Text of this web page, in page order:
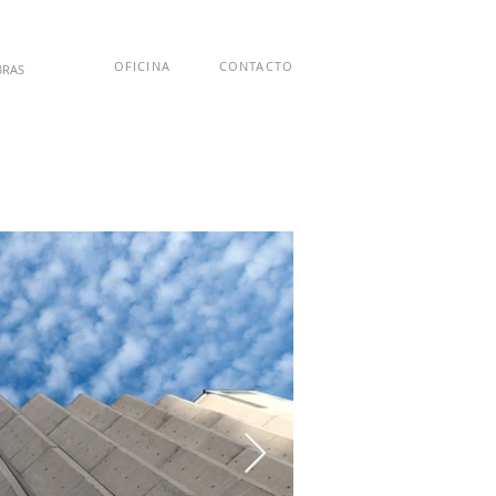
OFICINA CONTACTO